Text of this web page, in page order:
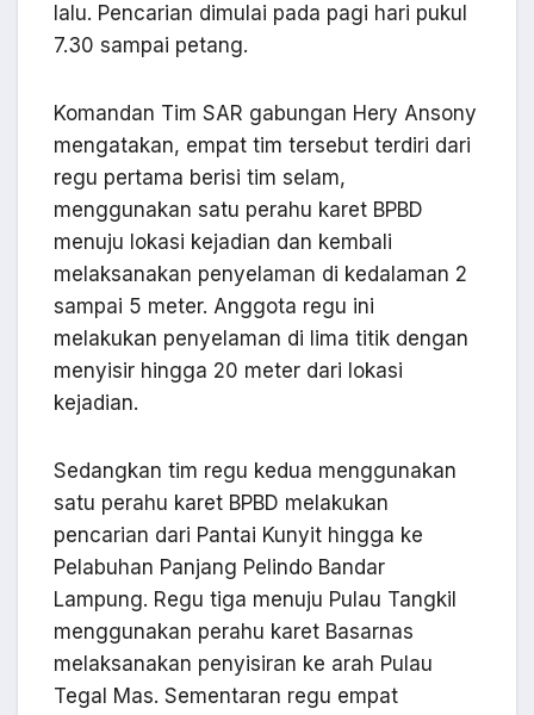
lalu. Pencarian dimulai pada pagi hari pukul
7.30 sampai petang.
Komandan Tim SAR gabungan Hery Ansony
mengatakan, empat tim tersebut terdiri dari
regu pertama berisi tim selam,
menggunakan satu perahu karet BPBD
menuju lokasi kejadian dan kembali
melaksanakan penyelaman di kedalaman 2
sampai 5 meter. Anggota regu ini
melakukan penyelaman di lima titik dengan
menyisir hingga 20 meter dari lokasi
kejadian.
Sedangkan tim regu kedua menggunakan
satu perahu karet BPBD melakukan
pencarian dari Pantai Kunyit hingga ke
Pelabuhan Panjang Pelindo Bandar
Lampung. Regu tiga menuju Pulau Tangkil
menggunakan perahu karet Basarnas
melaksanakan penyisiran ke arah Pulau
Tegal Mas. Sementaran regu empat